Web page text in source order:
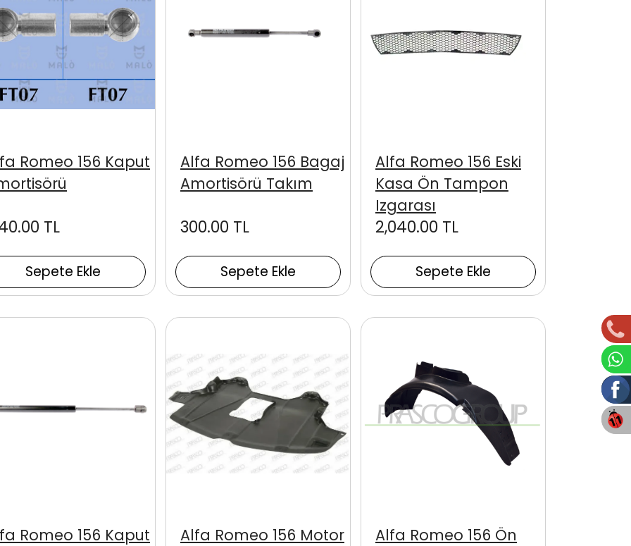
Sepete Ekle
Romeo 156 Kaput
TL
Sepete Ekle
Alfa Romeo 156 Bagaj
Amortisörü Takım
300.00 TL
Sepete Ekle
Alfa Romeo 156 Eski
Kasa Ön Tampon
Izgarası
2,040.00 TL
Romeo 156 Kaput
Alfa Romeo 156 Motor
Alfa Romeo 156 Ön